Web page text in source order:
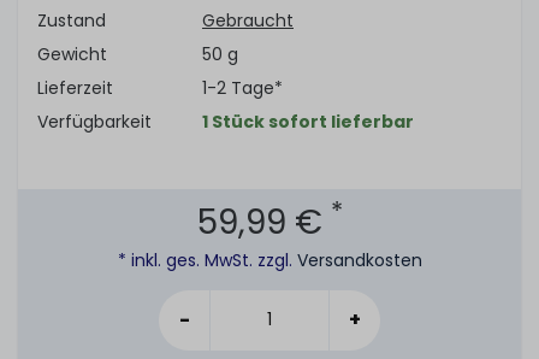
Zustand
Gebraucht
Gewicht
50 g
Lieferzeit
1-2 Tage*
Verfügbarkeit
1 Stück sofort lieferbar
59,99 € *
* inkl. ges. MwSt. zzgl. Versandkosten
- +